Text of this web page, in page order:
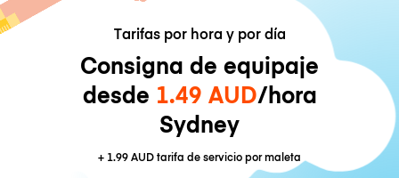
Tarifas por hora y por día
Consigna de equipaje
desde 1.49 AUD/hora
Sydney
+ 1.99 AUDtarifa de servicio por maleta